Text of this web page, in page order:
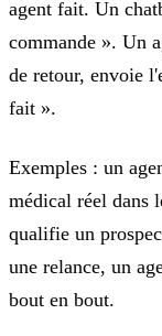
agent fait. Un
commande ». Un
de retour, envoie
fait ».
Exemples : un
médical réel dans
qualifie un
une relance, un
bout en bout.